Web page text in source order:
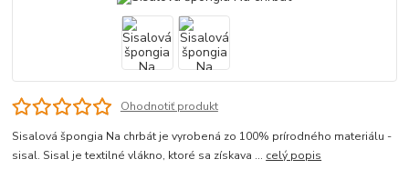
Ohodnotiť produkt
Sisalová špongia Na chrbát je vyrobená zo 100% prírodného materiálu -
sisal. Sisal je textilné vlákno, ktoré sa získava ... celý popis